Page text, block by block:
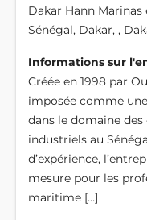
Dakar Hann Marinas
Sénégal, Dakar, ,
Informations sur
Créée en 1998 par
imposée comme
dans le domaine
industriels au
d’expérience,
mesure pour les
maritime […]